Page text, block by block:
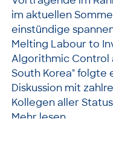
im aktuellen
einstündige
Melting Labour to
Algorithmic Control
South Korea" folgte
Diskussion mit
Kollegen aller
Mehr lesen